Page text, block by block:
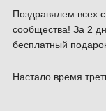
Поздравялем всех
сообщества! За 2
бесплатный
Настало время